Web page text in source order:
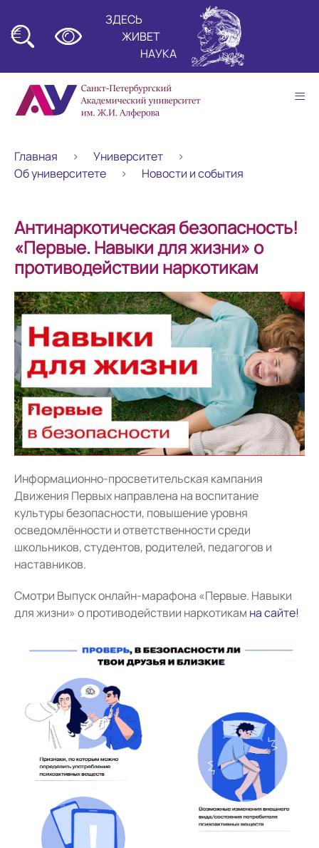
ЗДЕСЬ
ЖИВЕТ
НАУКА
Главная
Университет
Об университете
Новости и события
Антинаркотическая безопасность!
«Первые. Навыки для жизни» о
противодействии наркотикам
Информационно-просветительская кампания
Движения Первых направлена на воспитание
культуры безопасности, повышение уровня
осведомлённости и ответственности среди
школьников, студентов, родителей, педагогов и
наставников.
Смотри Выпуск онлайн-марафона «Первые. Навыки
для жизни» о противодействии наркотикам на сайте!
≡
≡